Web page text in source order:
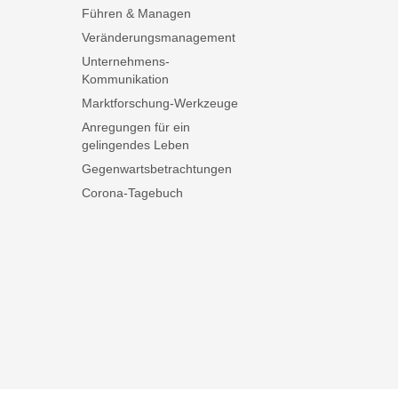
Führen & Managen
Veränderungsmanagement
Unternehmens-
Kommunikation
Marktforschung-Werkzeuge
Anregungen für ein
gelingendes Leben
Gegenwartsbetrachtungen
Corona-Tagebuch